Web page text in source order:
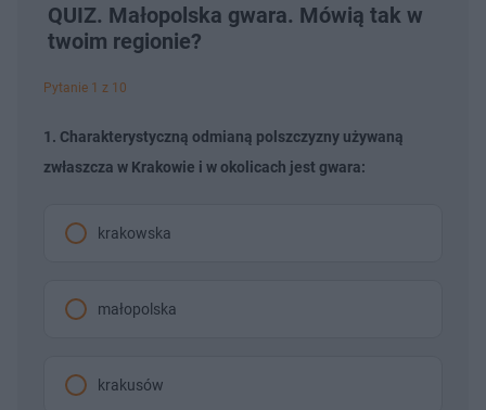
QUIZ. Małopolska gwara. Mówią tak w
twoim regionie?
Pytanie 1 z 10
1. Charakterystyczną odmianą polszczyzny używaną
zwłaszcza w Krakowie i w okolicach jest gwara:
krakowska
małopolska
krakusów